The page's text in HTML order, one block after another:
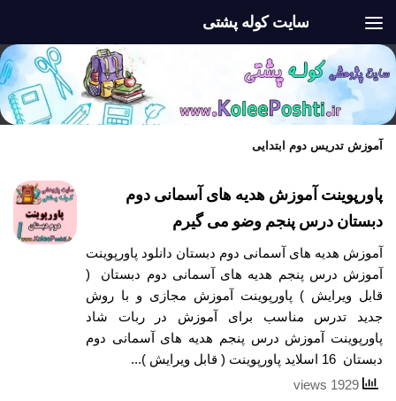
سایت کوله پشتی
آموزش تدریس دوم ابتدایی
پاورپوینت آموزش هدیه های آسمانی دوم
دبستان درس پنجم وضو می گیرم
آموزش هدیه های آسمانی دوم دبستان دانلود پاورپوینت
آموزش درس پنجم هدیه های آسمانی دوم دبستان (
قابل ویرایش ) پاورپوینت آموزش مجازی و با روش
جدید تدرس مناسب برای آموزش در ربات شاد
پاورپوینت آموزش درس پنجم هدیه های آسمانی دوم
دبستان 16 اسلاید پاورپوینت ( قابل ویرایش )...